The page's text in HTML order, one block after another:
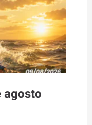
agosto